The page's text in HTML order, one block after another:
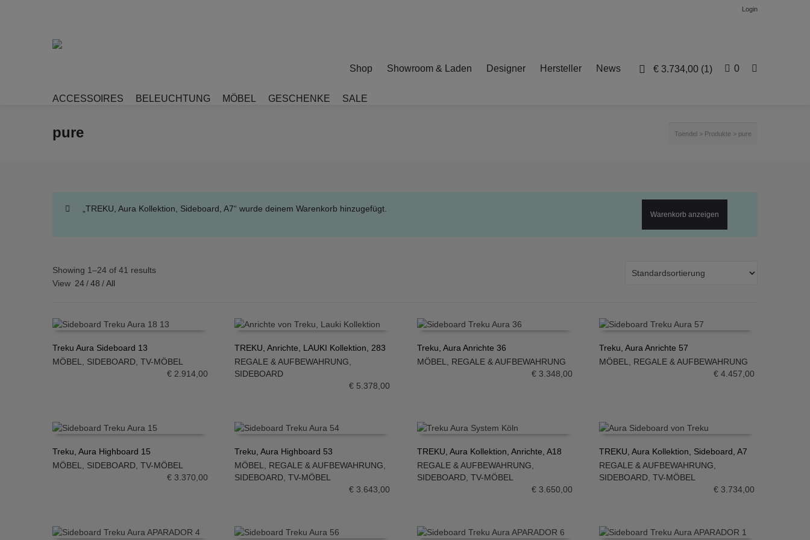
Login
€ 3.734,00 (1) 0
Shop Showroom & Laden Designer Hersteller News
ACCESSOIRES BELEUCHTUNG MÖBEL GESCHENKE SALE
pure Toendel > Produkte > pure
„TREKU, Aura Kollektion, Sideboard, A7“ wurde deinem Warenkorb hinzugefügt.
Warenkorb anzeigen
Showing 1–24 of 41 results
View 24/48 /All
IN DEN WARENKORB
Treku Aura Sideboard 13
MÖBEL, SIDEBOARD, TV-MÖBEL
€2.914,00
IN DEN WARENKORB
TREKU, Anrichte, LAUKI Kollektion, 283
REGALE & AUFBEWAHRUNG,
SIDEBOARD
€ 5.378,00
IN DEN WARENKORB
Treku, Aura Anrichte 36
MÖBEL, REGALE & AUFBEWAHRUNG
€3.348,00
IN DEN WARENKORB
Treku, Aura Anrichte 57
MÖBEL, REGALE & AUFBEWAHRUNG
€ 4.457,00
IN DEN WARENKORB
Treku, Aura Highboard 15
MÖBEL, SIDEBOARD, TV-MÖBEL
€3.370,00
IN DEN WARENKORB
Treku, Aura Highboard 53
MÖBEL, REGALE & AUFBEWAHRUNG,
SIDEBOARD,TV-MÖBEL
€ 3.643,00
IN DEN WARENKORB
TREKU, Aura Kollektion, Anrichte, A18
REGALE & AUFBEWAHRUNG,
SIDEBOARD, TV-MÖBEL
€3.650,00
IN DEN WARENKORB
TREKU, Aura Kollektion, Sideboard, A7
REGALE & AUFBEWAHRUNG,
SIDEBOARD,TV-MÖBEL
€ 3.734,00